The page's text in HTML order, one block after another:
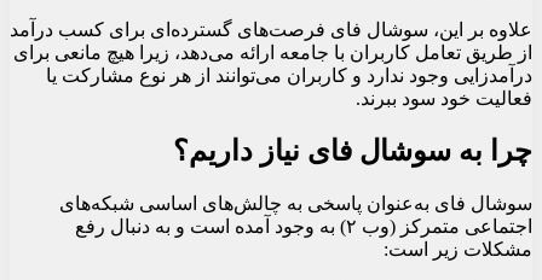
علاوه بر این، سوشال فای فرصت‌های گسترده‌ای برای کسب درآمد
از طریق تعامل کاربران با جامعه ارائه می‌دهد، زیرا هیچ مانعی برای
درآمدزایی وجود ندارد و کاربران می‌توانند از هر نوع مشارکت یا
فعالیت خود سود ببرند.
چرا به سوشال فای نیاز داریم؟
سوشال فای به‌عنوان پاسخی به چالش‌های اساسی شبکه‌های
اجتماعی متمرکز (وب ۲) به وجود آمده است و به دنبال رفع
مشکلات زیر است: